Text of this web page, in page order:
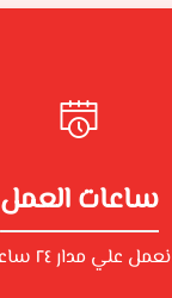
ساعات العمل
نعمل علي مدار ٢٤ ساعة